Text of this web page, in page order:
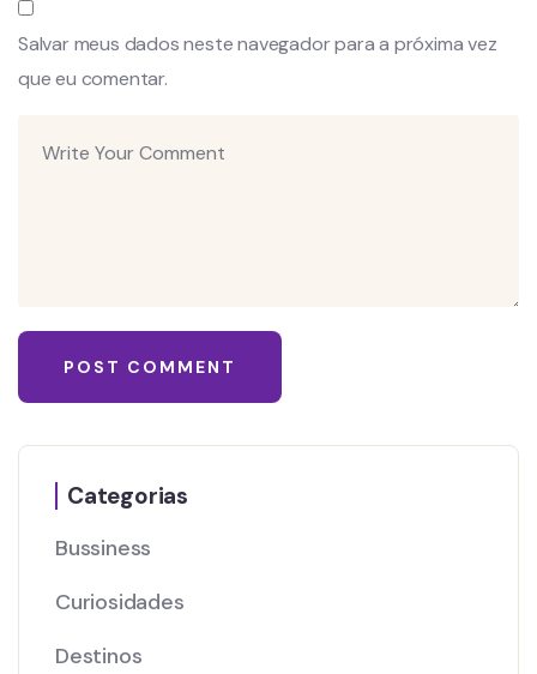
Salvar meus dados neste navegador para a próxima vez
que eu comentar.
Categorias
Bussiness
Curiosidades
Destinos